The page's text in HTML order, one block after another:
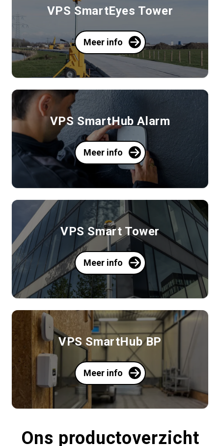
VPS SmartEyes Tower
Meer info
VPS SmartHub Alarm
Meer info
VPS Smart Tower
Meer info
VPS SmartHub BP
Meer info
Ons productoverzicht